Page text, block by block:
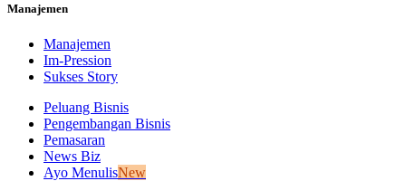
Manajemen
Manajemen
Im-Pression
Sukses Story
Peluang Bisnis
Pengembangan Bisnis
Pemasaran
News Biz
Ayo MenulisNew